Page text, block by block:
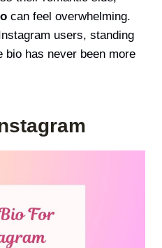
can feel overwhelming.
users, standing
bio has never been more